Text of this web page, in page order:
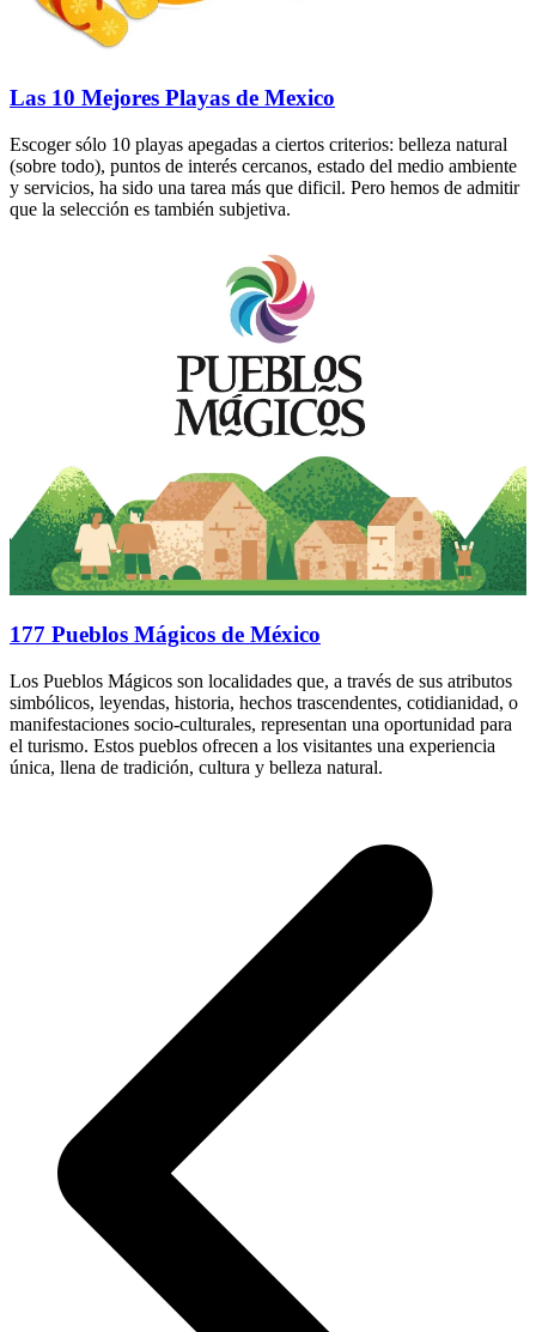
Las 10 Mejores Playas de Mexico
Escoger sólo 10 playas apegadas a ciertos criterios: belleza natural
(sobre todo), puntos de interés cercanos, estado del medio ambiente
y servicios, ha sido una tarea más que dificil. Pero hemos de admitir
que la selección es también subjetiva.
177 Pueblos Mágicos de México
Los Pueblos Mágicos son localidades que, a través de sus atributos
simbólicos, leyendas, historia, hechos trascendentes, cotidianidad, o
manifestaciones socio-culturales, representan una oportunidad para
el turismo. Estos pueblos ofrecen a los visitantes una experiencia
única, llena de tradición, cultura y belleza natural.